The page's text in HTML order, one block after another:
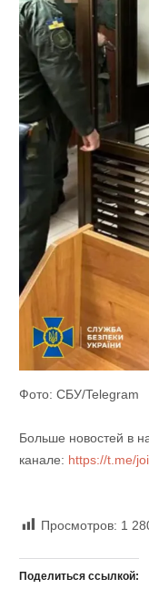
Фото: СБУ/Telegram
Больше новостей в
канале: https://t.me/
Просмотров: 1
Поделиться ссылкой: